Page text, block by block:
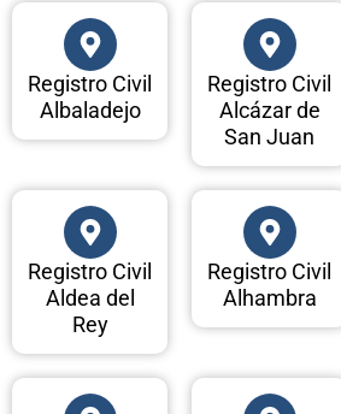
Registro Civil
Albaladejo
Registro Civil
Alcázar de
San Juan
Registro Civil
Aldea del
Rey
Registro Civil
Alhambra